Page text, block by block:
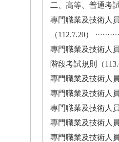
二、高等、普通考
專門職業及技術人
（112.7.20）
專門職業及技術人
階段考試規則（113.6.20
專門職業及技術人
專門職業及技術人
專門職業及技術人
專門職業及技術人
專門職業及技術人